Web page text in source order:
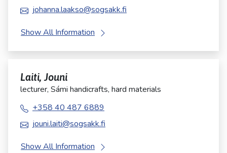
johanna.laakso@sogsakk.fi
Show All Information
Laiti, Jouni
lecturer, Sámi handicrafts, hard materials
+358 40 487 6889
jouni.laiti@sogsakk.fi
Show All Information